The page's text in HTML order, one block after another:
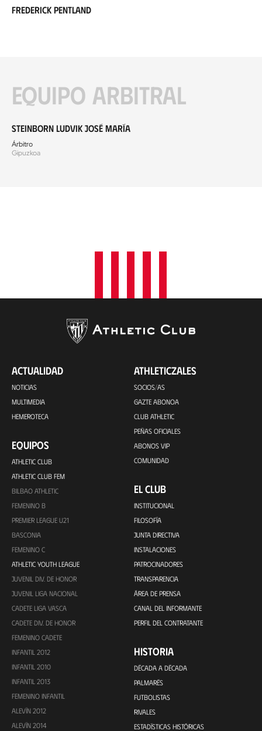
Frederick Pentland
Equipo arbitral
Steinborn Ludvik José María
Árbitro
Gipuzkoa
ACTUALIDAD
NOTICIAS
MULTIMEDIA
HEMEROTECA
EQUIPOS
ATHLETIC CLUB
ATHLETIC CLUB FEM
BILBAO ATHLETIC
FEMENINO B
PREMIER LEAGUE U21
BASCONIA
FEMENINO C
ATHLETIC YOUTH LEAGUE
JUVENIL DIV. DE HONOR
JUVENIL LIGA NACIONAL
CADETE LIGA VASCA
CADETE DIV. DE HONOR
FEMENINO CADETE
INFANTIL 2012
INFANTIL 2010
INFANTIL 2013
FEMENINO INFANTIL
ALEVÍN 2012
ALEVÍN 2014
ATHLETICZALES
SOCIOS/AS
GAZTE ABONOA
CLUB ATHLETIC
PEÑAS OFICIALES
ABONOS VIP
COMUNIDAD
EL CLUB
INSTITUCIONAL
FILOSOFÍA
JUNTA DIRECTIVA
INSTALACIONES
PATROCINADORES
TRANSPARENCIA
ÁREA DE PRENSA
CANAL DEL INFORMANTE
PERFIL DEL CONTRATANTE
HISTORIA
DÉCADA A DÉCADA
PALMARÉS
FUTBOLISTAS
RIVALES
ESTADÍSTICAS HISTÓRICAS